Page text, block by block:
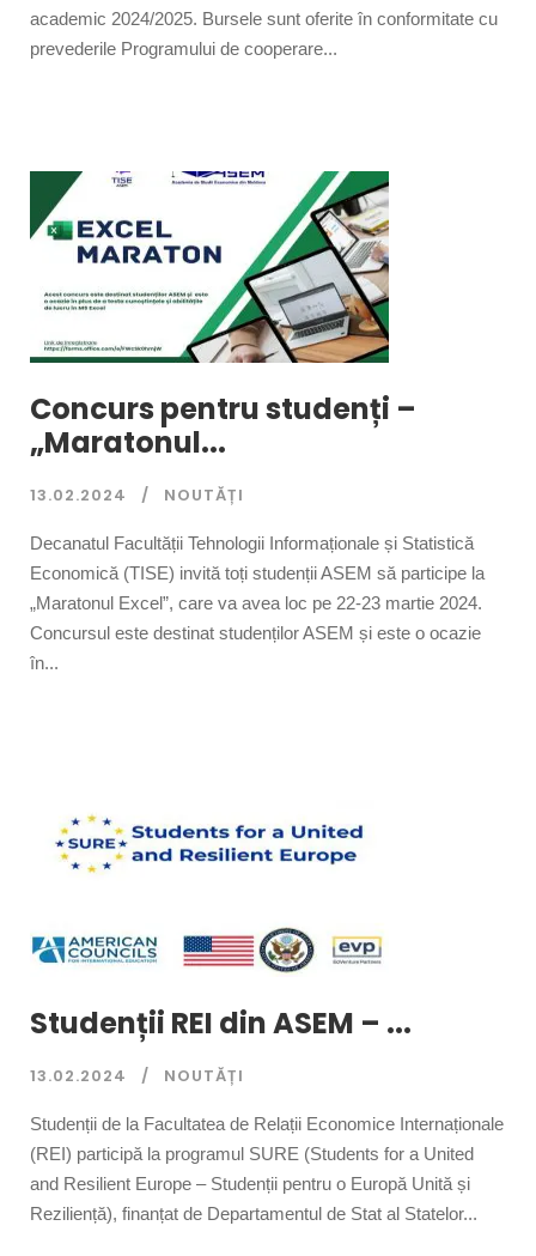
academic 2024/2025. Bursele sunt oferite în conformitate cu
prevederile Programului de cooperare...
Concurs pentru studenți –
„Maratonul...
13.02.2024 NOUTĂȚI
Decanatul Facultății Tehnologii Informaționale și Statistică
Economică (TISE) invită toți studenții ASEM să participe la
„Maratonul Excel”, care va avea loc pe 22-23 martie 2024.
Concursul este destinat studenților ASEM și este o ocazie
în...
Studenții REI din ASEM – ...
13.02.2024 NOUTĂȚI
Studenții de la Facultatea de Relații Economice Internaționale
(REI) participă la programul SURE (Students for a United
and Resilient Europe – Studenții pentru o Europă Unită și
Reziliență), finanțat de Departamentul de Stat al Statelor...